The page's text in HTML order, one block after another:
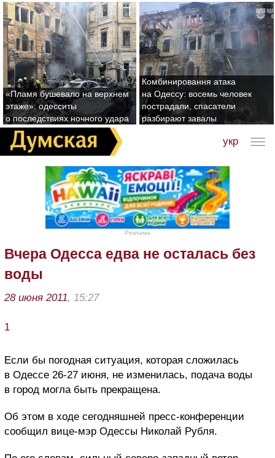
«Пламя бушевало на верхнем
этаже»: одесситы
о последствиях ночного удара
Комбинировання атака
на Одессу: восемь человек
пострадали, спасатели
разбирают завалы
укр
Реклама
Вчера Одесса едва не осталась без
воды
28 июня 2011, 15:27
1
Если бы погодная ситуация, которая сложилась
в Одессе 26-27 июня, не изменилась, подача воды
в город могла быть прекращена.
Об этом в ходе сегодняшней пресс-конференции
сообщил вице-мэр Одессы Николай Рубля.